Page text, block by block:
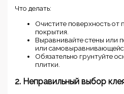
Что делать:
Очистите поверхность от
покрытия.
Выравнивайте стены или
или
Обязательно грунтуйте
плитки.
2. Неправильный выбор